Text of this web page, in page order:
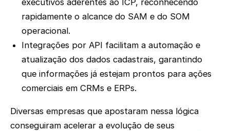
executivos aderentes ao ICP, reconhecendo
rapidamente o alcance do SAM e do SOM
operacional.
Integrações por API facilitam a automação e
atualização dos dados cadastrais, garantindo
que informações já estejam prontos para ações
comerciais em CRMs e ERPs.
Diversas empresas que apostaram nessa lógica
conseguiram acelerar a evolução de seus